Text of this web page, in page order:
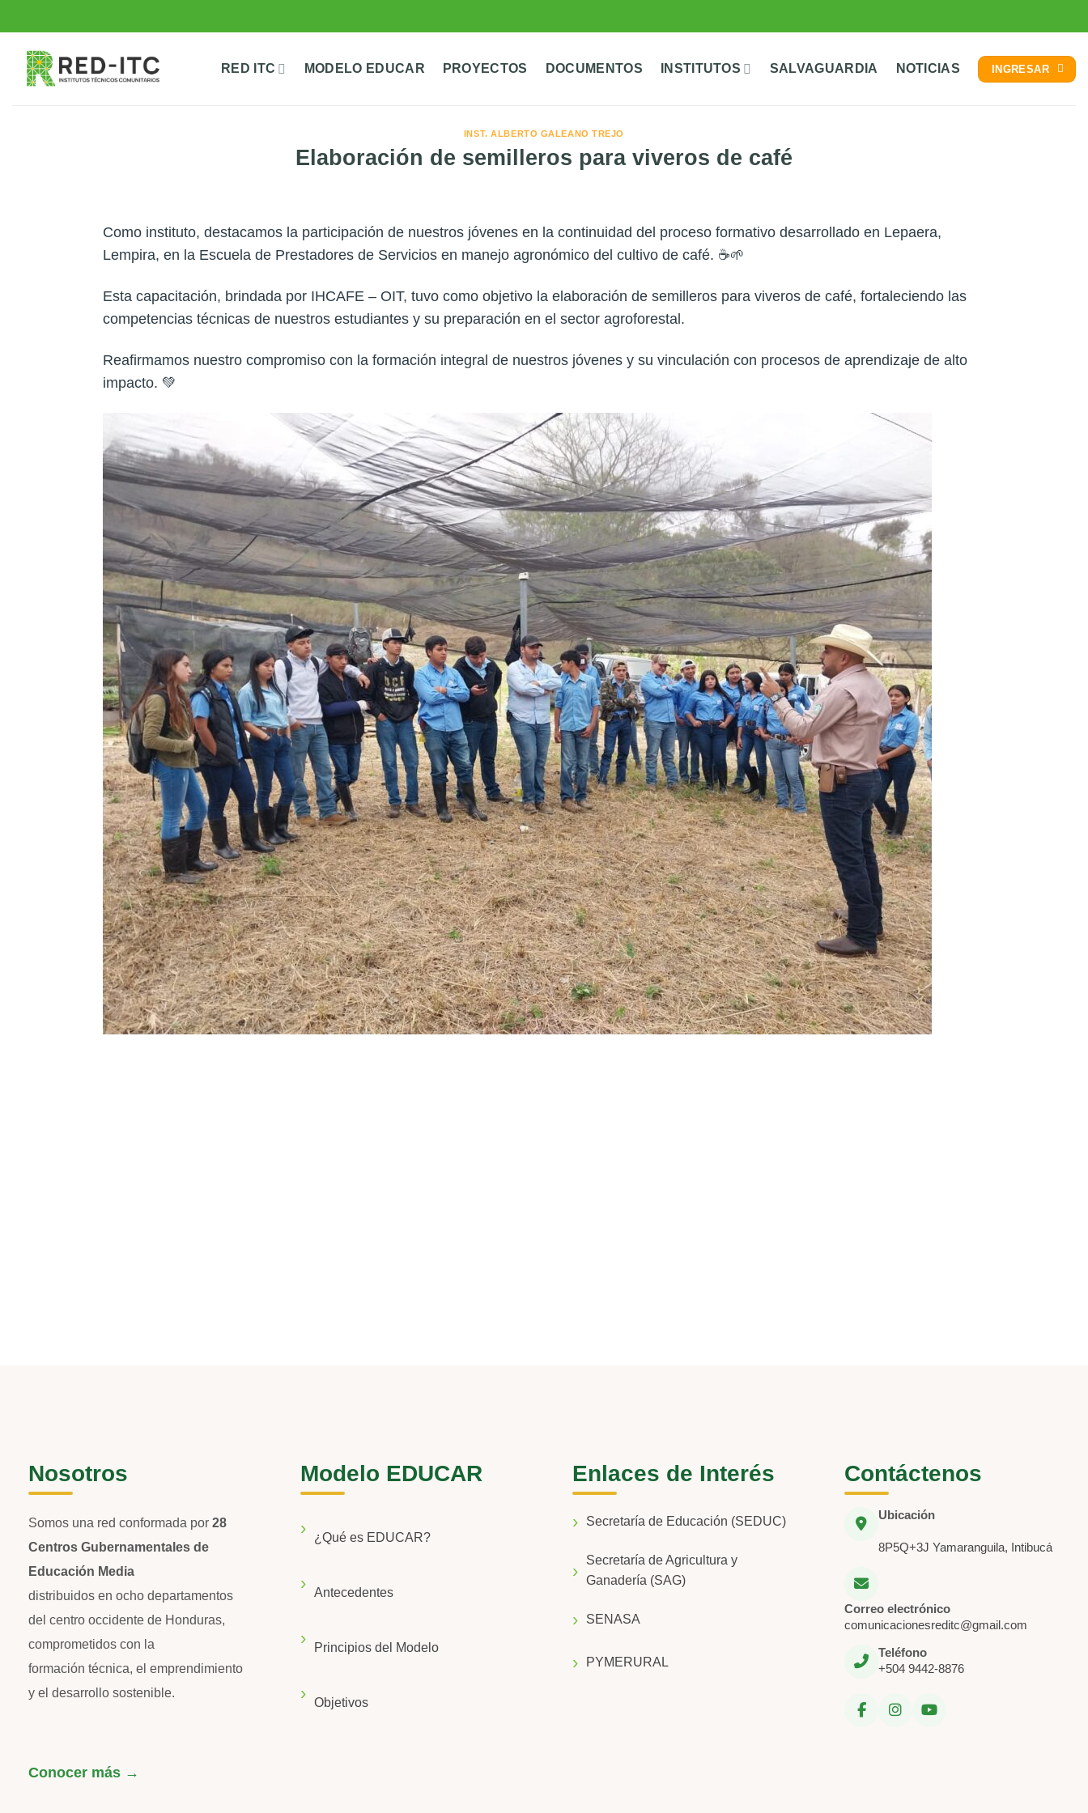
al
contenido
RED ITC
MODELO EDUCAR PROYECTOS DOCUMENTOS INSTITUTOS SALVAGUARDIA NOTICIAS INGRESAR
INST. ALBERTO GALEANO TREJO
Elaboración de semilleros para viveros de café
Como instituto, destacamos la participación de nuestros jóvenes en la continuidad del proceso formativo desarrollado en Lepaera,
Lempira, en la Escuela de Prestadores de Servicios en manejo agronómico del cultivo de café. ☕🌱
Esta capacitación, brindada por IHCAFE – OIT, tuvo como objetivo la elaboración de semilleros para viveros de café, fortaleciendo las
competencias técnicas de nuestros estudiantes y su preparación en el sector agroforestal.
Reafirmamos nuestro compromiso con la formación integral de nuestros jóvenes y su vinculación con procesos de aprendizaje de alto
impacto. 💚
Nosotros
Somos una red conformada por 28
Centros Gubernamentales de
Educación Media
distribuidos en ocho departamentos
del centro occidente de Honduras,
comprometidos con la
formación técnica, el emprendimiento
y el desarrollo sostenible.
Conocer más →
Modelo EDUCAR
¿Qué es EDUCAR?
Antecedentes
Principios del Modelo
Objetivos
Enlaces de Interés
Secretaría de Educación (SEDUC)
Secretaría de Agricultura y
Ganadería (SAG)
SENASA
PYMERURAL
Contáctenos
Ubicación
8P5Q+3J Yamaranguila, Intibucá
Correo electrónico
comunicacionesreditc@gmail.com
Teléfono
+504 9442-8876